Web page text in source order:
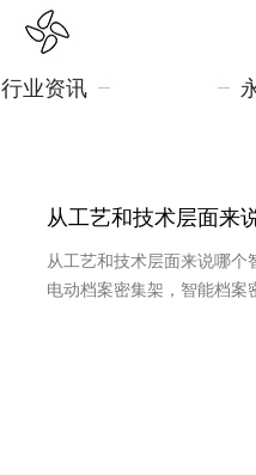
行业资讯
从工艺和技术层面来
从工艺和技术层面来说哪
电动档案密集架，智能档